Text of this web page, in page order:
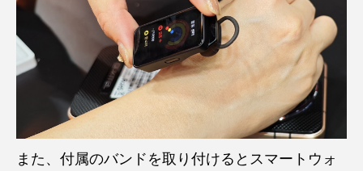
また、付属のバンドを取り付けるとスマートウォ